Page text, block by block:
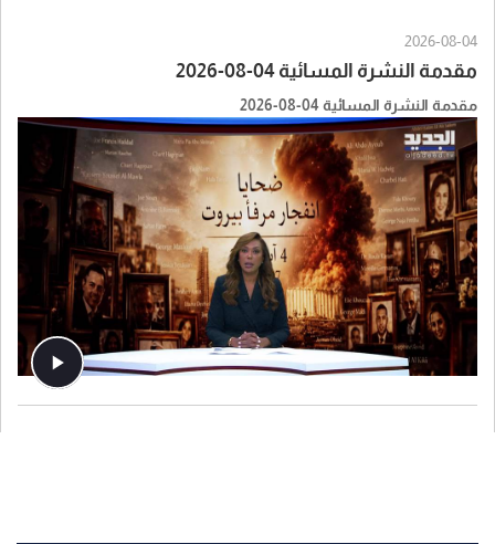
2026-08-04
مقدمة النشرة المسائية 04-08-2026
مقدمة النشرة المسائية 04-08-2026